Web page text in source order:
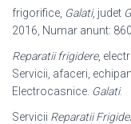
frigorifice, Galati, judet
2016, Numar anunt:
Reparatii frigidere,
Servicii, afaceri ,
Electrocasnice. Galati.
Servicii Reparatii